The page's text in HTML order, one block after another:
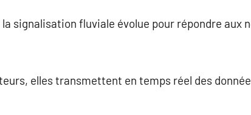
signalisation fluviale évolue pour répondre aux
elles transmettent en temps réel des